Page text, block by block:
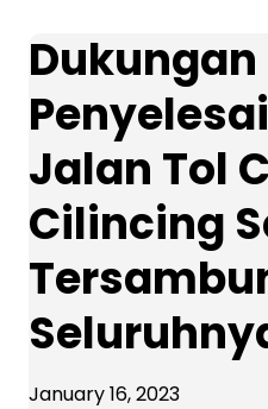
Dukungan
Jalan Tol
Cilincing
January 16, 2023